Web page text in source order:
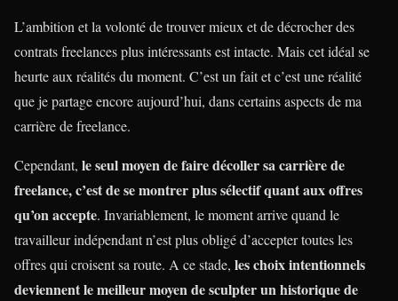
L’ambition et la volonté de trouver mieux et de décrocher des
contrats freelances plus intéressants est intacte. Mais cet idéal se
heurte aux réalités du moment. C’est un fait et c’est une réalité
que je partage encore aujourd’hui, dans certains aspects de ma
carrière de freelance.
Cependant, le seul moyen de faire décoller sa carrière de
freelance, c’est de se montrer plus sélectif quant aux offres
qu’on accepte. Invariablement, le moment arrive quand le
travailleur indépendant n’est plus obligé d’accepter toutes les
offres qui croisent sa route. A ce stade, les choix intentionnels
deviennent le meilleur moyen de sculpter un historique de